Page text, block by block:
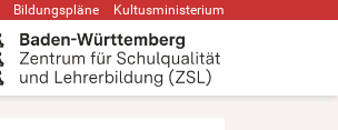
Bildungspläne Kultusministerium